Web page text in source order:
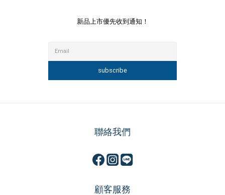
新品上市優先收到通知！
subscribe
聯絡我們
顧客服務